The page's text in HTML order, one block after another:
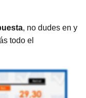
, no dudes en y
todo el